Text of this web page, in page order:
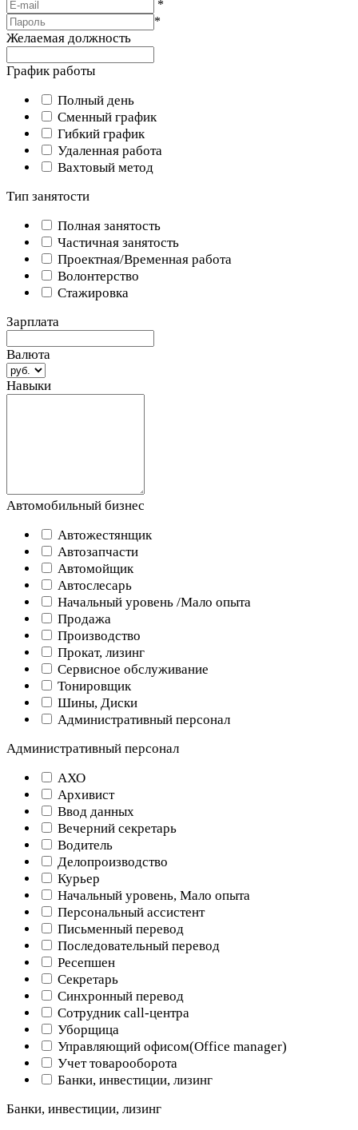
*
*
Желаемая должность
График работы
Полный день
Сменный график
Гибкий график
Удаленная работа
Вахтовый метод
Тип занятости
Полная занятость
Частичная занятость
Проектная/Временная работа
Волонтерство
Стажировка
Зарплата
Валюта
Навыки
Автомобильный бизнес
Автожестянщик
Автозапчасти
Автомойщик
Автослесарь
Начальный уровень /Мало опыта
Продажа
Производство
Прокат, лизинг
Сервисное обслуживание
Тонировщик
Шины, Диски
Административный персонал
Административный персонал
АХО
Архивист
Ввод данных
Вечерний секретарь
Водитель
Делопроизводство
Курьер
Начальный уровень, Мало опыта
Персональный ассистент
Письменный перевод
Последовательный перевод
Ресепшен
Секретарь
Синхронный перевод
Сотрудник call-центра
Уборщица
Управляющий офисом(Оffice manager)
Учет товарооборота
Банки, инвестиции, лизинг
Банки, инвестиции, лизинг